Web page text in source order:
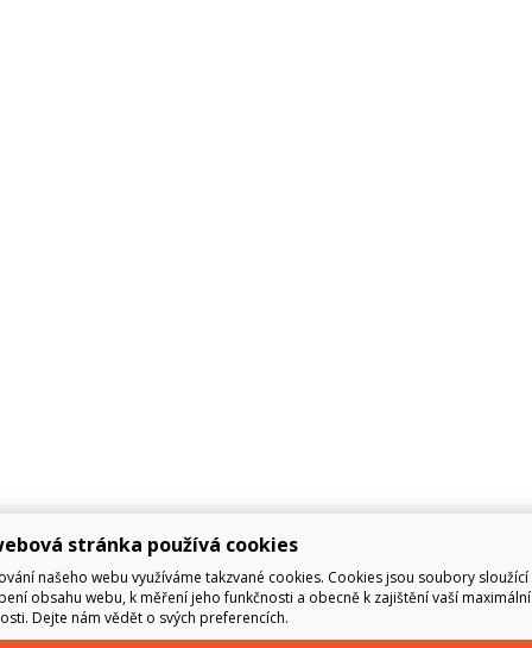
stránka používá cookies
našeho webu využíváme takzvané cookies. Cookies jsou soubory sloužící
obsahu webu, k měření jeho funkčnosti a obecně k zajištění vaší maximální
Dejte nám vědět o svých preferencích.